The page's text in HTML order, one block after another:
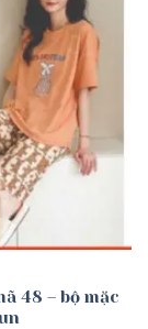
Add to
wishlist
48 – bộ mặc